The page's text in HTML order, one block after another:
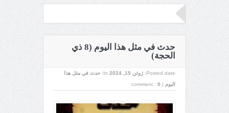
حدث في مثل هذا اليوم (8 ذي
الحجة)
Posted date: ژوئن 15, 2024 In:
حدث في مثل هذا
اليوم |
comment : 0